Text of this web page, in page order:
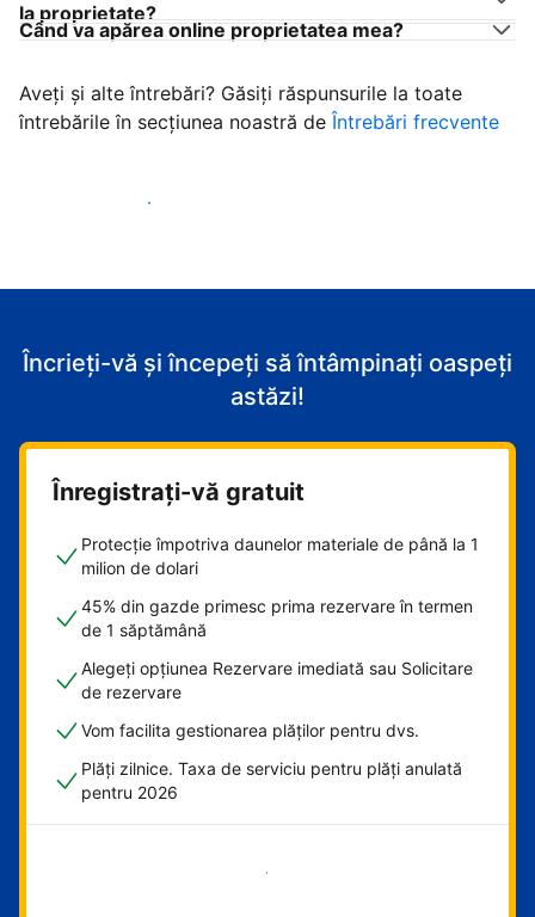
la proprietate?
Când va apărea online proprietatea mea?
Aveți și alte întrebări? Găsiți răspunsurile la toate
întrebările în secțiunea noastră deÎntrebări frecvente
Începeţi să primiţi clienţi
Încrieți-vă și începeți să întâmpinați oaspeți
astăzi!
Înregistrați-vă gratuit
Protecție împotriva daunelor materiale de până la 1
milion de dolari
45% din gazde primesc prima rezervare în termen
de 1 săptămână
Alegeți opțiunea Rezervare imediată sau Solicitare
de rezervare
Vom facilita gestionarea plăților pentru dvs.
Plăți zilnice. Taxa de serviciu pentru plăți anulată
pentru 2026
Începeți acum